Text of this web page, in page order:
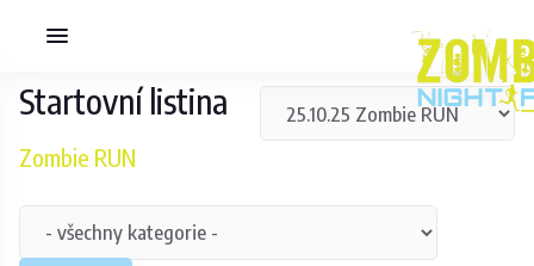
Startovní listina
Zombie RUN